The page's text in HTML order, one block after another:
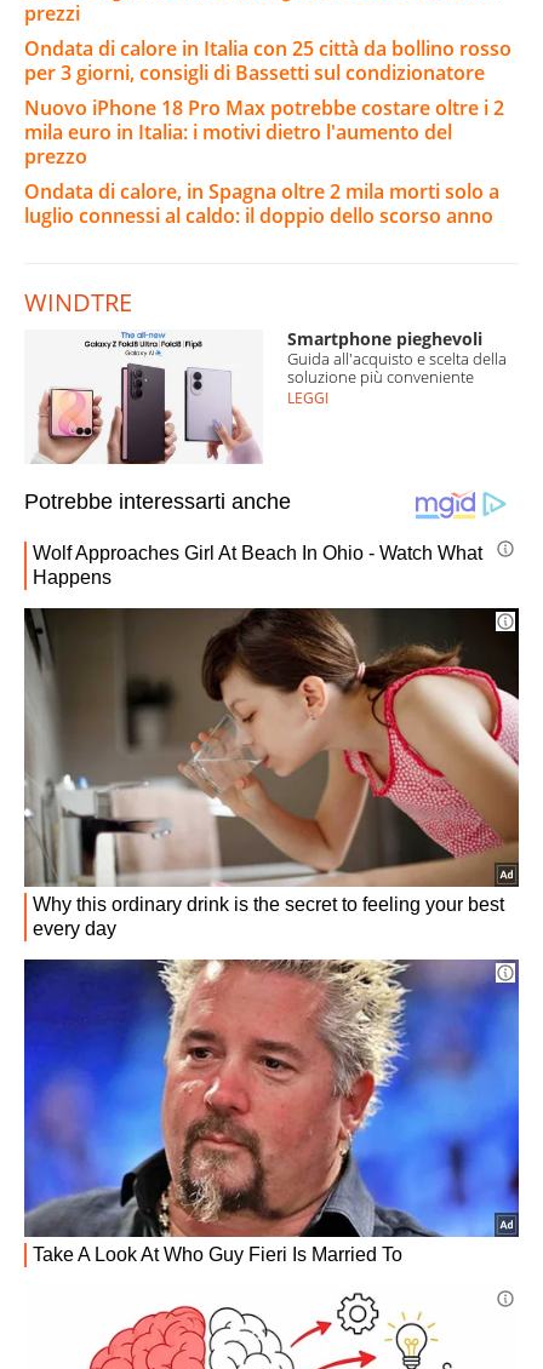
prezzi
Ondata di calore in Italia con 25 città da bollino rosso
per 3 giorni, consigli di Bassetti sul condizionatore
Nuovo iPhone 18 Pro Max potrebbe costare oltre i 2
mila euro in Italia: i motivi dietro l'aumento del
prezzo
Ondata di calore, in Spagna oltre 2 mila morti solo a
luglio connessi al caldo: il doppio dello scorso anno
WINDTRE
Smartphone pieghevoli
Guida all'acquisto e scelta della
soluzione più conveniente
LEGGI